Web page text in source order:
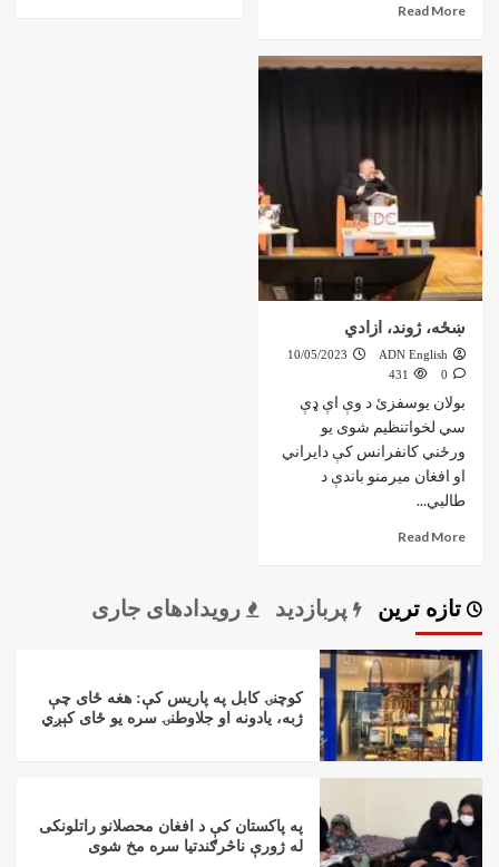
Read More
ښځه، ژوند، ازادي
ADN English
10/05/2023
0
431
بولان یوسفزئ د وې اې ډې
سي لخواتنظیم شوی یو
ورځني کانفرانس کې دایراني
او افغان میرمنو باندې د
طالبي...
Read More
تازه ترین پربازدید رویدادهای جاری
کوچنۍ کابل په پاریس کې: هغه ځای چې
ژبه، یادونه او جلاوطنۍ سره یو ځای کېږي
په پاکستان کې د افغان محصلانو راتلونکی
له ژورې ناڅرګندتیا سره مخ شوی